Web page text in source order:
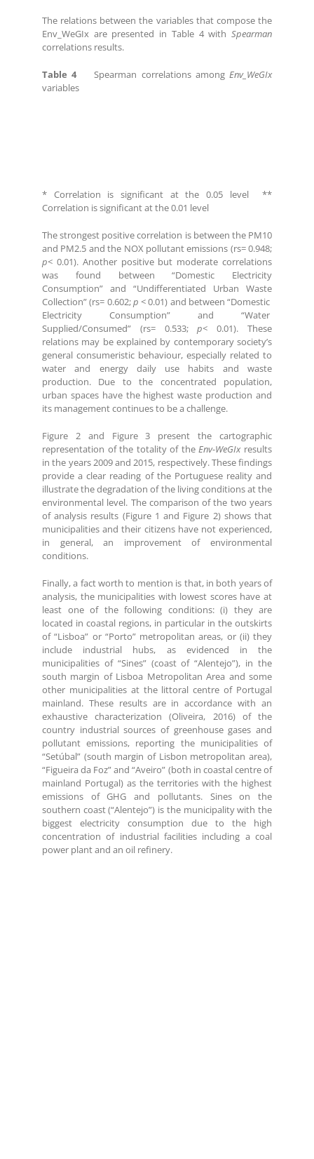
The relations between the variables that compose the
Env_WeGIx are presented in Table 4 with Spearman
correlations results.
Table 4Spearman correlations among Env_WeGIx
variables
* Correlation is significant at the 0.05 level **
Correlation is significant at the 0.01 level
The strongest positive correlation is between the PM10
and PM2.5 and the NOX pollutant emissions (rs= 0.948;
p< 0.01). Another positive but moderate correlations
was found between “Domestic Electricity
Consumption” and “Undifferentiated Urban Waste
Collection” (rs= 0.602;p < 0.01) and between “Domestic
Electricity Consumption” and “Water
Supplied/Consumed” (rs= 0.533;p< 0.01). These
relations may be explained by contemporary society’s
general consumeristic behaviour, especially related to
water and energy daily use habits and waste
production. Due to the concentrated population,
urban spaces have the highest waste production and
its management continues to be a challenge.
Figure 2 and Figure 3 present the cartographic
representation of the totality of theEnv-WeGIxresults
in the years 2009 and 2015, respectively. These findings
provide a clear reading of the Portuguese reality and
illustrate the degradation of the living conditions at the
environmental level. The comparison of the two years
of analysis results (Figure 1 and Figure 2) shows that
municipalities and their citizens have not experienced,
in general, an improvement of environmental
conditions.
Finally, a fact worth to mention is that, in both years of
analysis, the municipalities with lowest scores have at
least one of the following conditions: (i) they are
located in coastal regions, in particular in the outskirts
of “Lisboa” or “Porto” metropolitan areas, or (ii) they
include industrial hubs, as evidenced in the
municipalities of “Sines” (coast of “Alentejo”), in the
south margin of Lisboa Metropolitan Area and some
other municipalities at the littoral centre of Portugal
mainland. These results are in accordance with an
exhaustive characterization (Oliveira, 2016) of the
country industrial sources of greenhouse gases and
pollutant emissions, reporting the municipalities of
“Setúbal” (south margin of Lisbon metropolitan area),
“Figueira da Foz” and “Aveiro” (both in coastal centre of
mainland Portugal) as the territories with the highest
emissions of GHG and pollutants. Sines on the
southern coast (“Alentejo”) is the municipality with the
biggest electricity consumption due to the high
concentration of industrial facilities including a coal
power plant and an oil refinery.